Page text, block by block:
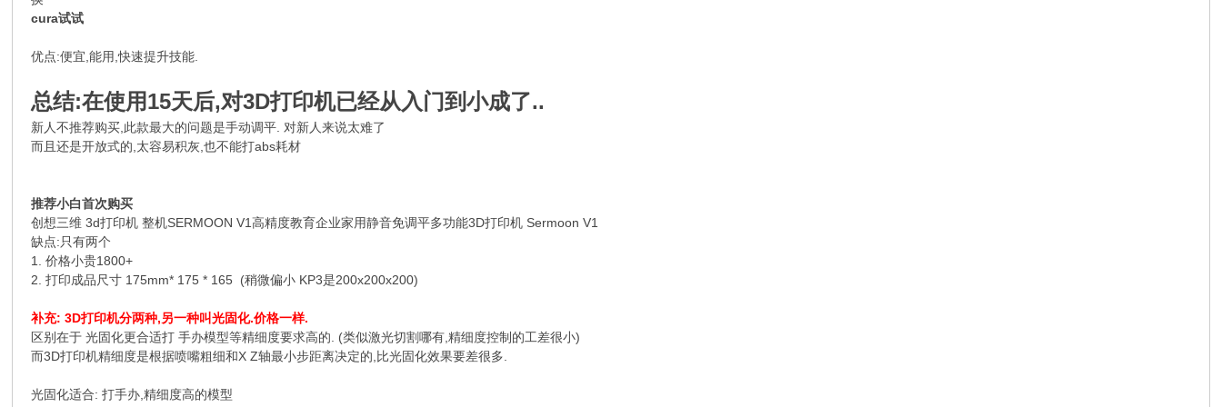
cura试试
优点:便宜,能用,快速提升技能.
总结:在使用15天后,对3D打印机已经从入门到小成了..
新人不推荐购买,此款最大的问题是手动调平. 对新人来说太难了
而且还是开放式的,太容易积灰,也不能打abs耗材
推荐小白首次购买
创想三维 3d打印机 整机SERMOON V1高精度教育企业家用静音免调平多功能3D打印机 Sermoon V1
缺点:只有两个
1. 价格小贵1800+
2. 打印成品尺寸 175mm* 175 * 165 (稍微偏小 KP3是200x200x200)
补充: 3D打印机分两种,另一种叫光固化.价格一样.
区别在于 光固化更合适打 手办模型等精细度要求高的. (类似激光切割哪有,精细度控制的工差很小)
而3D打印机精细度是根据喷嘴粗细和X Z轴最小步距离决定的,比光固化效果要差很多.
光固化适合: 打手办,精细度高的模型